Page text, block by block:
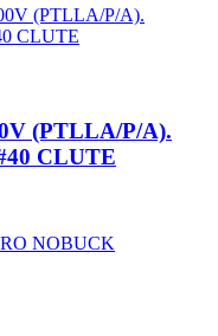
(PTLLA/P/A).
CLUTE